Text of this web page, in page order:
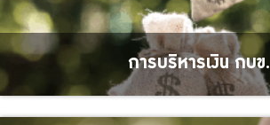
การบริหารเงิน กบข.